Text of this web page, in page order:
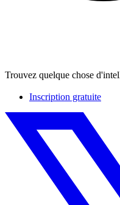
Trouvez quelque chose
Inscription gratuite